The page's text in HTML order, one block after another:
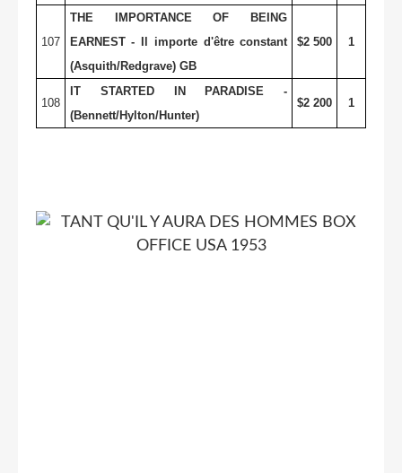
107
THE IMPORTANCE OF BEING
EARNEST - Il importe d'être constant
(Asquith/Redgrave) GB
$2 500 1
108
IT STARTED IN PARADISE -
(Bennett/Hylton/Hunter)
$2 200 1